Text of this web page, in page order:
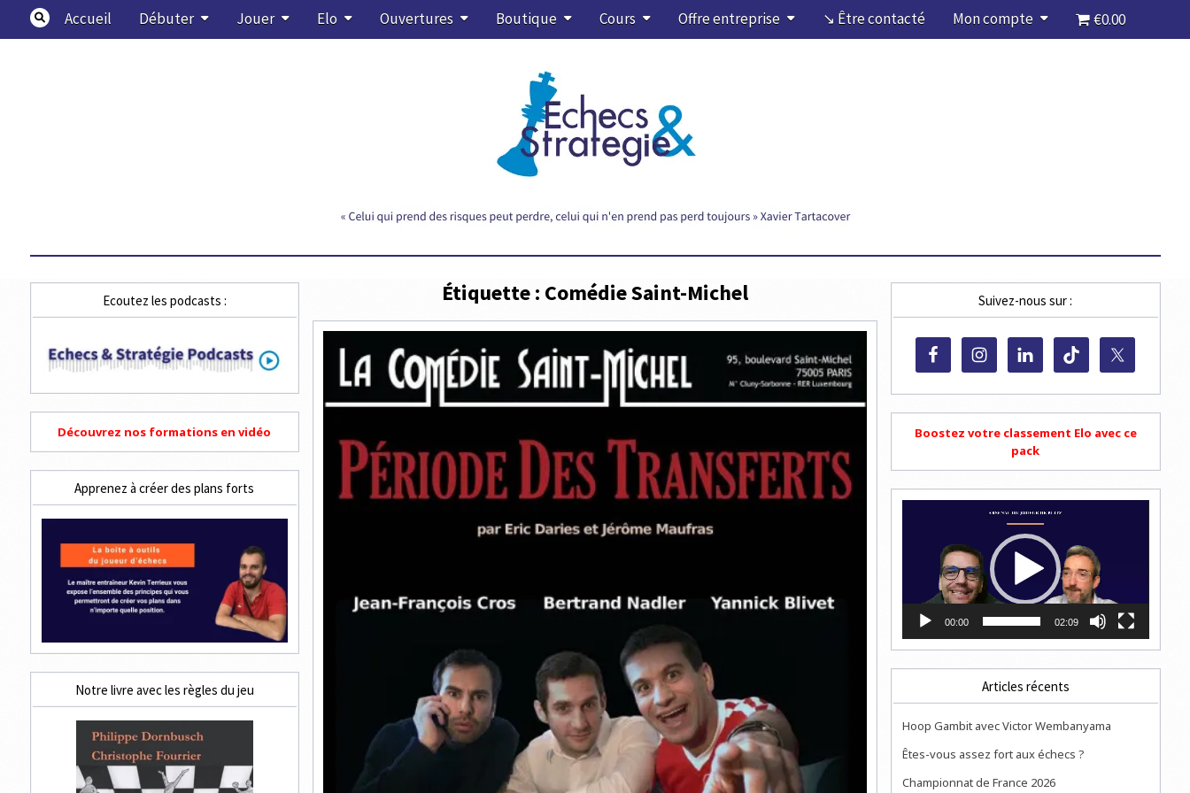
content
Accueil Débuter Jouer Elo Ouvertures Boutique Cours Offre entreprise ↘ Être contacté Mon compte €0.00
Étiquette : Comédie Saint-Michel
Ecoutez les podcasts :
Découvrez nos formations en vidéo
Apprenez à créer des plans forts
Notre livre avec les règles du jeu
Suivez-nous sur :
Boostez votre classement Elo avec ce
pack
00:00 02:09
Articles récents
Hoop Gambit avec Victor Wembanyama
Êtes-vous assez fort aux échecs ?
Championnat de France 2026